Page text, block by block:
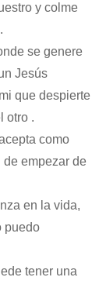
y colme
se genere
Jesús
que despierte
otro .
como
empezar de
en la vida,
puedo
tener una